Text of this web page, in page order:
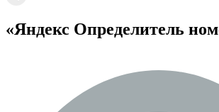
«Яндекс Определитель